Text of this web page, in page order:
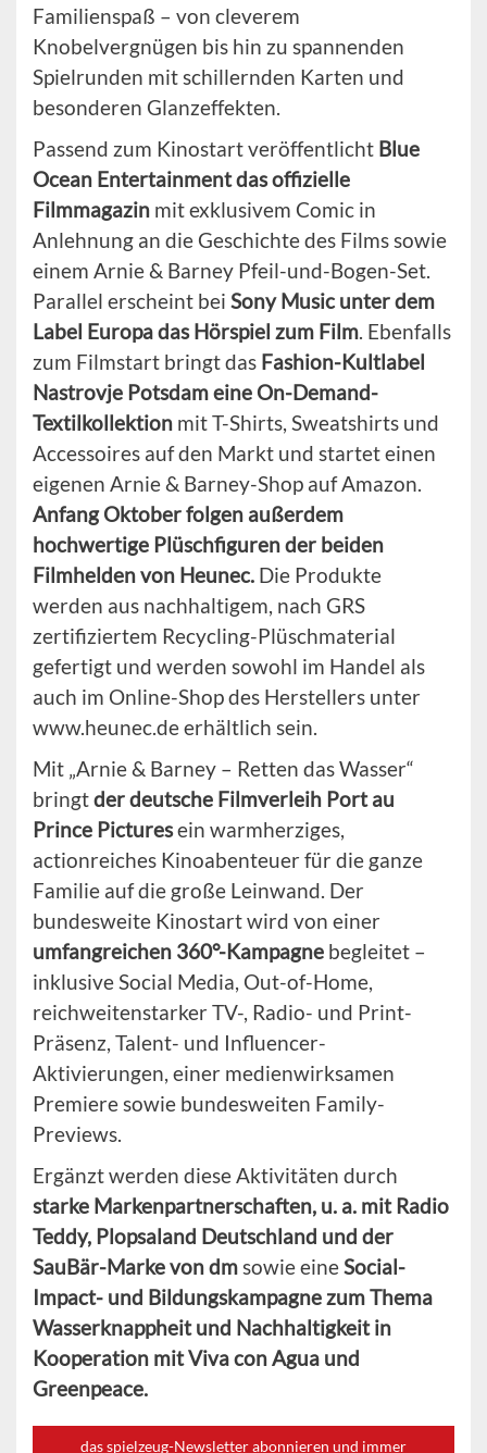
Familienspaß – von cleverem
Knobelvergnügen bis hin zu spannenden
Spielrunden mit schillernden Karten und
besonderen Glanzeffekten.
Passend zum Kinostart veröffentlicht Blue
Ocean Entertainment das offizielle
Filmmagazin mit exklusivem Comic in
Anlehnung an die Geschichte des Films sowie
einem Arnie & Barney Pfeil-und-Bogen-Set.
Parallel erscheint bei Sony Music unter dem
Label Europa das Hörspiel zum Film. Ebenfalls
zum Filmstart bringt das Fashion-Kultlabel
Nastrovje Potsdam eine On-Demand-
Textilkollektion mit T-Shirts, Sweatshirts und
Accessoires auf den Markt und startet einen
eigenen Arnie & Barney-Shop auf Amazon.
Anfang Oktober folgen außerdem
hochwertige Plüschfiguren der beiden
Filmhelden von Heunec. Die Produkte
werden aus nachhaltigem, nach GRS
zertifiziertem Recycling-Plüschmaterial
gefertigt und werden sowohl im Handel als
auch im Online-Shop des Herstellers unter
www.heunec.de erhältlich sein.
Mit „Arnie & Barney – Retten das Wasser“
bringtder deutsche Filmverleih Port au
Prince Picturesein warmherziges,
actionreiches Kinoabenteuer für die ganze
Familie auf die große Leinwand. Der
bundesweite Kinostart wird von einer
umfangreichen 360°-Kampagne begleitet –
inklusive Social Media, Out-of-Home,
reichweitenstarker TV-, Radio- und Print-
Präsenz, Talent- und Influencer-
Aktivierungen, einer medienwirksamen
Premiere sowie bundesweiten Family-
Previews.
Ergänzt werden diese Aktivitäten durch
starke Markenpartnerschaften, u. a. mit Radio
Teddy, Plopsaland Deutschland und der
SauBär-Marke von dmsowie eineSocial-
Impact- und Bildungskampagne zum Thema
Wasserknappheit und Nachhaltigkeit in
Kooperation mit Viva con Agua und
Greenpeace.
das spielzeug-Newsletter abonnieren und immer